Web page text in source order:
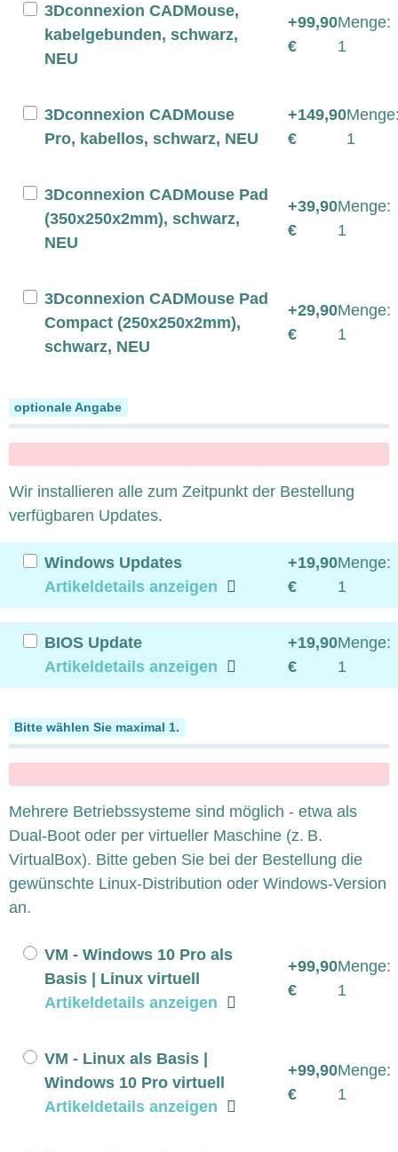
3Dconnexion CADMouse,
kabelgebunden, schwarz,
NEU
+99,90
€
Menge:
1
3Dconnexion CADMouse
Pro, kabellos, schwarz, NEU
+149,90
€
1
3Dconnexion CADMouse Pad
(350x250x2mm), schwarz,
NEU
+39,90
€
Menge:
1
3Dconnexion CADMouse Pad
Compact (250x250x2mm),
schwarz, NEU
+29,90
€
Menge:
1
System Updates
optionale Angabe
x
Wir installieren alle zum Zeitpunkt der Bestellung
verfügbaren Updates.
Windows Updates
Artikeldetails anzeigen
+19,90
€
Menge:
1
BIOS Update
Artikeldetails anzeigen
+19,90
€
Menge:
1
Multiple Betriebssysteme
Bitte wählen Sie maximal 1.
x
Mehrere Betriebssysteme sind möglich - etwa als
Dual-Boot oder per virtueller Maschine (z. B.
VirtualBox). Bitte geben Sie bei der Bestellung die
gewünschte Linux-Distribution oder Windows-Version
an.
VM - Windows 10 Pro als
Basis | Linux virtuell
Artikeldetails anzeigen
+99,90
€
Menge:
1
VM - Linux als Basis |
Windows 10 Pro virtuell
Artikeldetails anzeigen
+99,90
€
Menge:
1